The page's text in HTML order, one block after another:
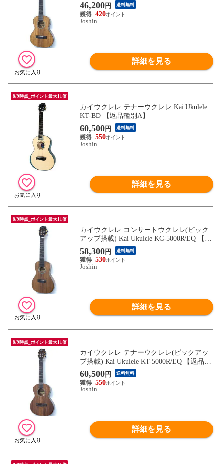
46,200円 送料無料
420
Joshin
詳細を見る
8/9時点_ポイント最大11倍
カイウクレレ テナーウクレレ Kai Ukulele
KT-BD 【返品種別A】
60,500円 送料無料
550
Joshin
詳細を見る
8/9時点_ポイント最大11倍
カイウクレレ コンサートウクレレ(ピック
アップ搭載) Kai Ukulele KC-5000R/EQ 【返
品種別A】
58,300円 送料無料
530
Joshin
詳細を見る
8/9時点_ポイント最大11倍
カイウクレレ テナーウクレレ(ピックアッ
プ搭載) Kai Ukulele KT-5000R/EQ 【返品種
別A】
60,500円 送料無料
550
Joshin
詳細を見る